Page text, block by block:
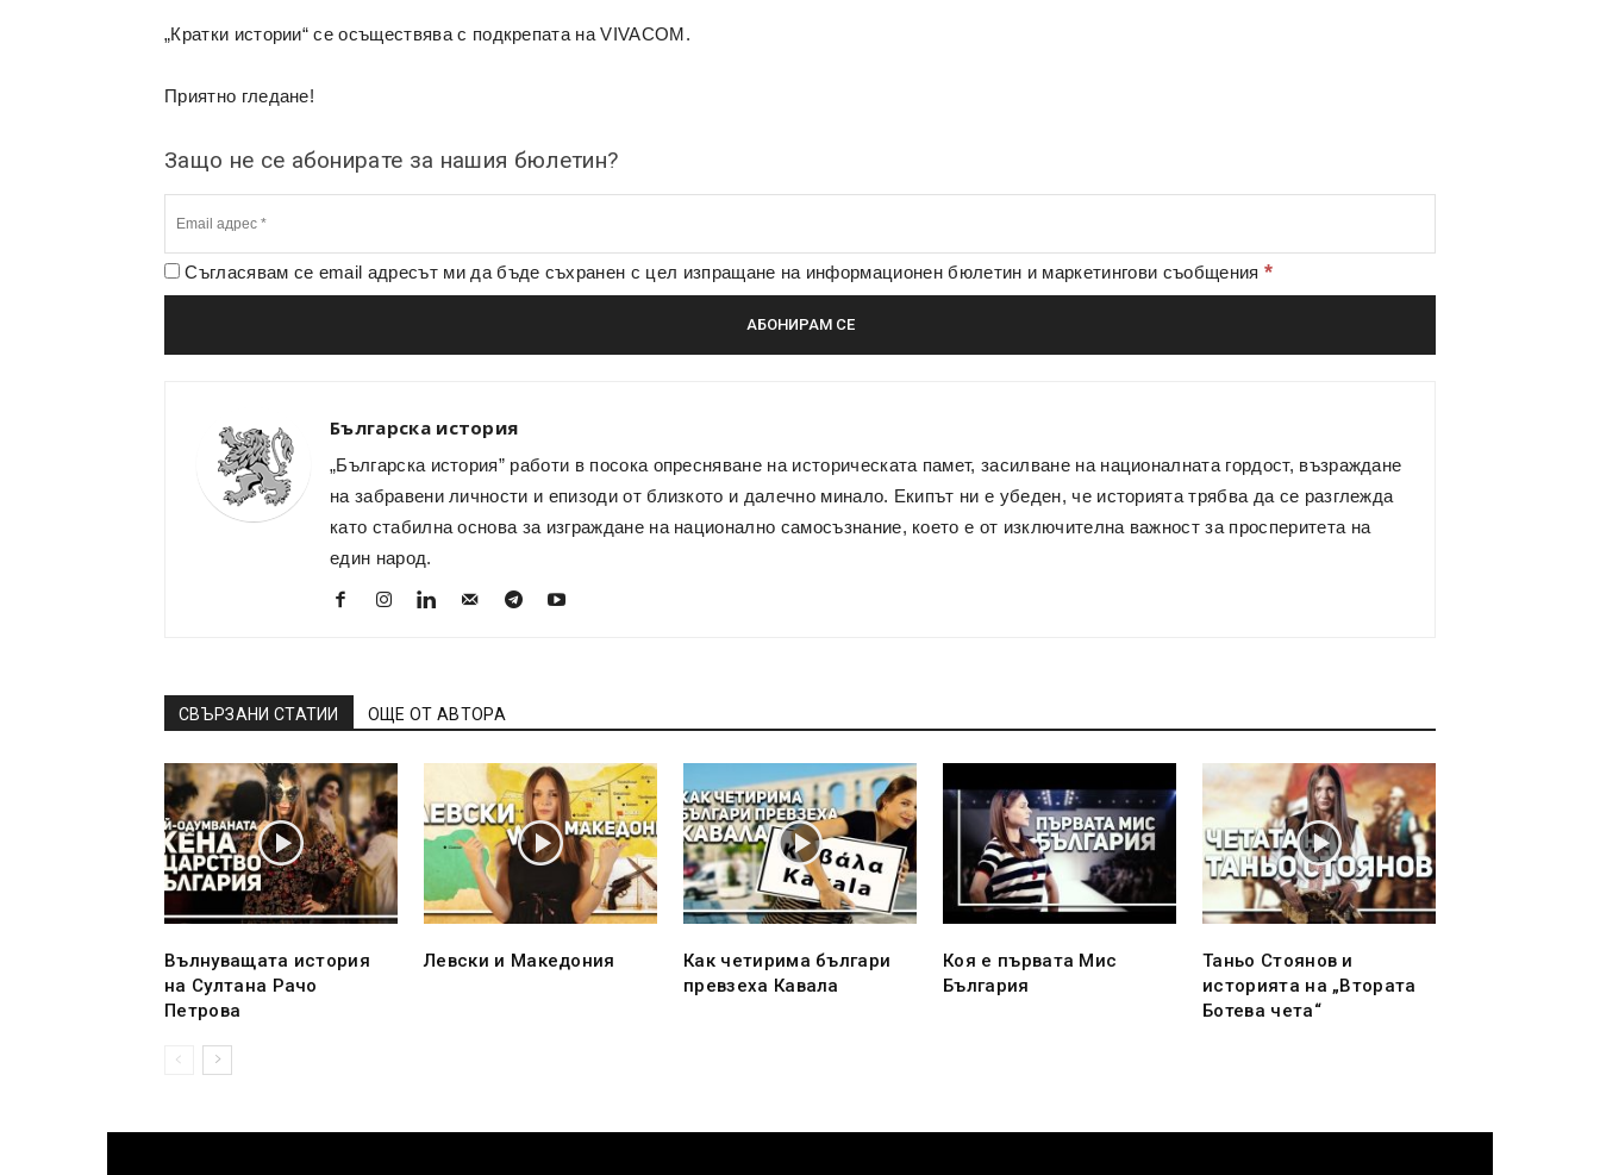
„Кратки истории“ се осъществява с подкрепата на VIVACOM.
Приятно гледане!
Защо не се абонирате за нашия бюлетин?
Съгласявам се email адресът ми да бъде съхранен с цел изпращане на информационен бюлетин и маркетингови съобщения *
Българска история
„Българска история” работи в посока опресняване на историческата памет, засилване на националната гордост, възраждане
на забравени личности и епизоди от близкото и далечно минало. Екипът ни е убеден, че историята трябва да се разглежда
като стабилна основа за изграждане на национално самосъзнание, което е от изключителна важност за просперитета на
един народ.
СВЪРЗАНИ СТАТИИ ОЩЕ ОТ АВТОРА
Вълнуващата история
на Султана Рачо
Петрова
Левски и Македония
Как четирима българи
превзеха Кавала
Коя е първата Мис
България
Таньо Стоянов и
историята на „Втората
Ботева чета“